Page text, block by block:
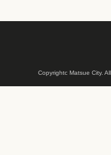
Copyrightc Matsue City.